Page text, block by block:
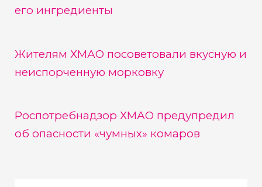
его ингредиенты
Жителям ХМАО посоветовали вкусную и
неиспорченную морковку
Роспотребнадзор ХМАО предупредил
об опасности «чумных» комаров